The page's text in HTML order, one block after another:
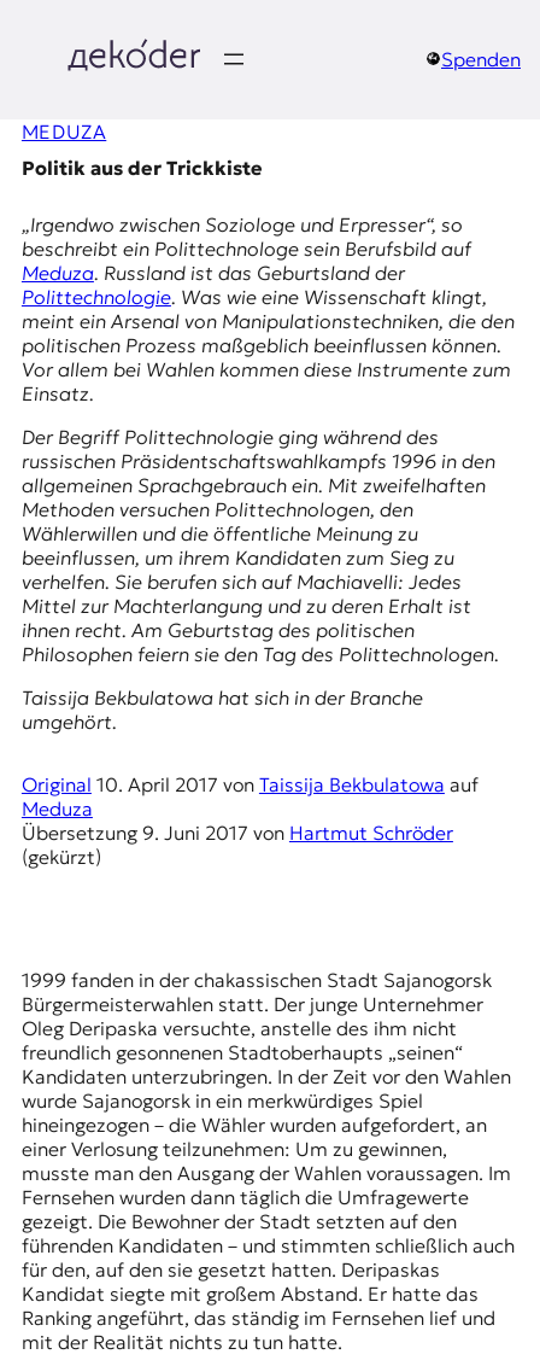
springen
e
k
o
d
e
r
|
D
E
K
O
D
E
R
W
J
o
u
r
n
a
l
s
m
u
s
u
n
d
Spenden
MEDUZA
Politik aus der Trickkiste
„Irgendwo zwischen Soziologe und Erpresser“, so
beschreibt ein Polittechnologe sein Berufsbild auf
Meduza. Russland ist das Geburtsland der
Polittechnologie. Was wie eine Wissenschaft klingt,
meint ein Arsenal von Manipulationstechniken, die den
politischen Prozess maßgeblich beeinflussen können.
Vor allem bei Wahlen kommen diese Instrumente zum
Einsatz.
Der Begriff Polittechnologie ging während des
russischen Präsidentschaftswahlkampfs 1996in den
allgemeinen Sprachgebrauch ein. Mit zweifelhaften
Methoden versuchen Polittechnologen, den
Wählerwillen und die öffentliche Meinung zu
beeinflussen, um ihrem Kandidaten zum Sieg zu
verhelfen. Sie berufen sich auf Machiavelli: Jedes
Mittel zur Machterlangung und zu deren Erhalt ist
ihnen recht. Am Geburtstag des politischen
Philosophen feiern sie den Tag des Polittechnologen.
Taissija Bekbulatowa hat sich in der Branche
umgehört.
Original 10. April 2017 von Taissija Bekbulatowa auf
Meduza
Übersetzung 9. Juni 2017 von Hartmut Schröder
(gekürzt)
1999 fanden in der chakassischen Stadt Sajanogorsk
Bürgermeisterwahlen statt. Der junge Unternehmer
Oleg Deripaska versuchte, anstelle des ihm nicht
freundlich gesonnenen Stadtoberhaupts „seinen“
Kandidaten unterzubringen. In der Zeit vor den Wahlen
wurde Sajanogorsk in ein merkwürdiges Spiel
hineingezogen – die Wähler wurden aufgefordert, an
einer Verlosung teilzunehmen: Um zu gewinnen,
musste man den Ausgang der Wahlen voraussagen. Im
Fernsehen wurden dann täglich die Umfragewerte
gezeigt. Die Bewohner der Stadt setzten auf den
führenden Kandidaten – und stimmten schließlich auch
für den, auf den sie gesetzt hatten. Deripaskas
Kandidat siegte mit großem Abstand. Er hatte das
Ranking angeführt, das ständig im Fernsehen lief und
mit der Realität nichts zu tun hatte.